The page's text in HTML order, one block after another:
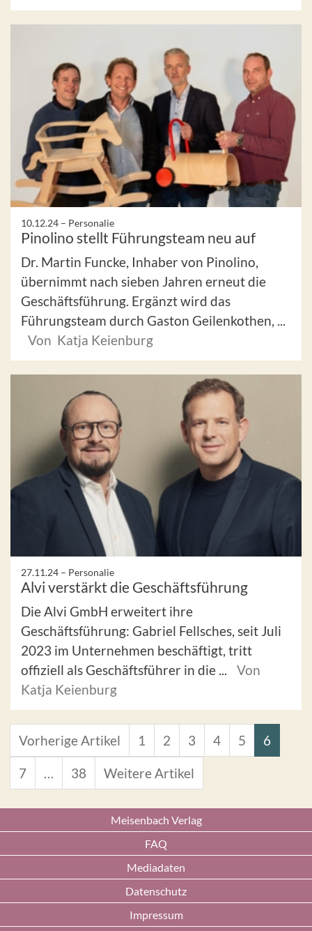
10.12.24 – Personalie
Pinolino stellt Führungsteam neu auf
Dr. Martin Funcke, Inhaber von Pinolino,
übernimmt nach sieben Jahren erneut die
Geschäftsführung. Ergänzt wird das
Führungsteam durch Gaston Geilenkothen, ...
Von Katja Keienburg
27.11.24 – Personalie
Alvi verstärkt die Geschäftsführung
Die Alvi GmbH erweitert ihre
Geschäftsführung: Gabriel Fellsches, seit Juli
2023 im Unternehmen beschäftigt, tritt
offiziell als Geschäftsführer in die ...
Von
Katja Keienburg
Vorherige Artikel 1 2 3 4 5 6
7 … 38 Weitere Artikel
Meisenbach Verlag
FAQ
Mediadaten
Datenschutz
Impressum